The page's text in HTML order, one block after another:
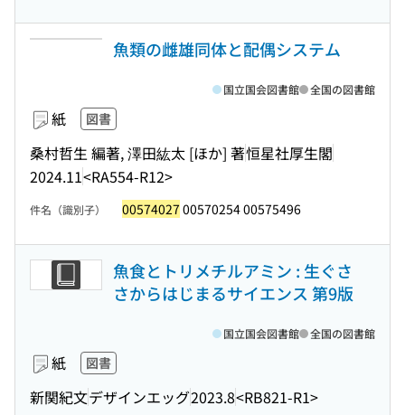
魚類の雌雄同体と配偶システム
紙 図書
桑村哲生 編著, 澤田紘太 [ほか] 著恒星社厚生閣
2024.11<RA554-R12>
国立国会図書館 全国の図書館
件名（識別子） 00574027 00570254 00575496
魚食とトリメチルアミン : 生ぐさ
さからはじまるサイエンス 第9版
紙 図書
新関紀文デザインエッグ2023.8<RB821-R1>
国立国会図書館 全国の図書館